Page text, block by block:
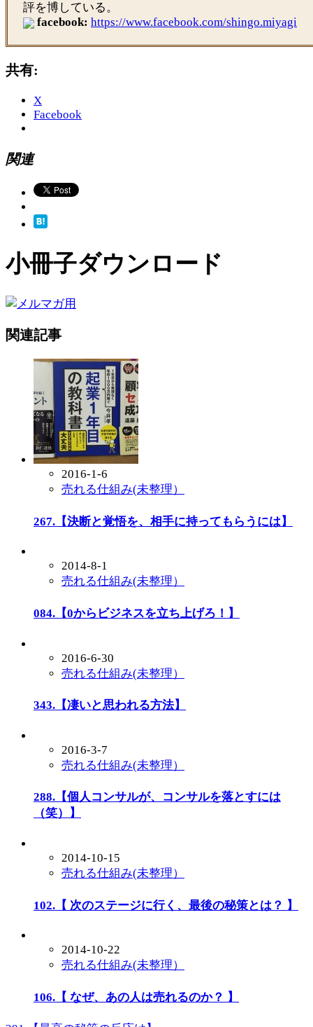
評を博している。
facebook: https://www.facebook.com/shingo.miyagi
共有:
X
Facebook
関連
小冊子ダウンロード
関連記事
2016-1-6
売れる仕組み(未整理）
267.【決断と覚悟を、相手に持ってもらうには】
2014-8-1
売れる仕組み(未整理）
084.【0からビジネスを立ち上げろ！】
2016-6-30
売れる仕組み(未整理）
343.【凄いと思われる方法】
2016-3-7
売れる仕組み(未整理）
288.【個人コンサルが、コンサルを落とすには
（笑）】
2014-10-15
売れる仕組み(未整理）
102.【 次のステージに行く、最後の秘策とは？ 】
2014-10-22
売れる仕組み(未整理）
106.【 なぜ、あの人は売れるのか？ 】